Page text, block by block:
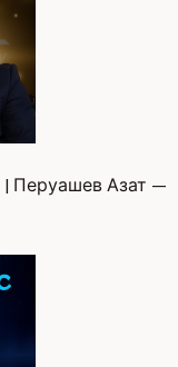
Перуашев Азат —